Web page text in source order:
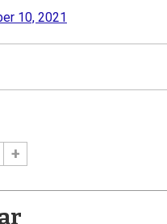
10, 2021